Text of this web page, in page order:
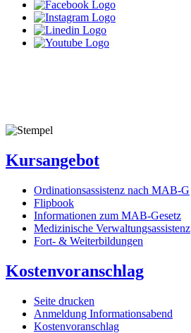
Kursangebot
Ordinationsassistenz nach MAB-G
Flipbook
Informationen zum MAB-Gesetz
Medizinische Verwaltungsassistenz
Fort- & Weiterbildungen
Kostenvoranschlag
Seite drucken
Anmeldung Informationsabend
Kostenvoranschlag